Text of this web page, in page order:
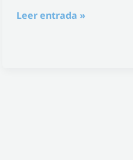
Leer entrada »